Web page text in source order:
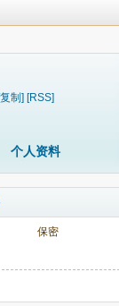
制] [RSS]
个人资料
保密